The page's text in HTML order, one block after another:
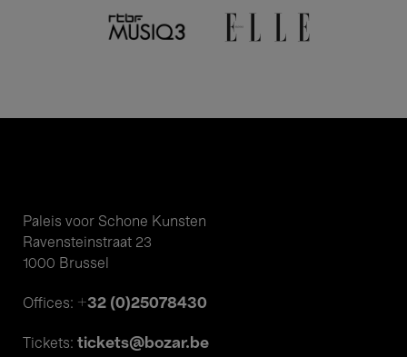
Paleis voor Schone Kunsten
Ravensteinstraat 23
1000 Brussel
Offices: +32 (0)25078430
Tickets: tickets@bozar.be